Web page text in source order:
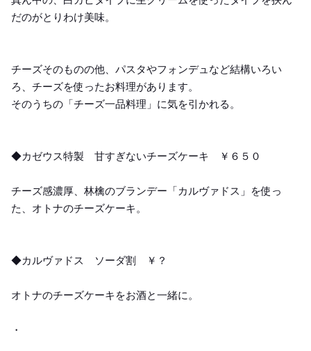
だのがとりわけ美味。
チーズそのものの他、パスタやフォンデュなど結構いろい
ろ、チーズを使ったお料理があります。
そのうちの「チーズ一品料理」に気を引かれる。
◆カゼウス特製 甘すぎないチーズケーキ ￥６５０
チーズ感濃厚、林檎のブランデー「カルヴァドス」を使っ
た、オトナのチーズケーキ。
◆カルヴァドス ソーダ割 ￥？
オトナのチーズケーキをお酒と一緒に。
・